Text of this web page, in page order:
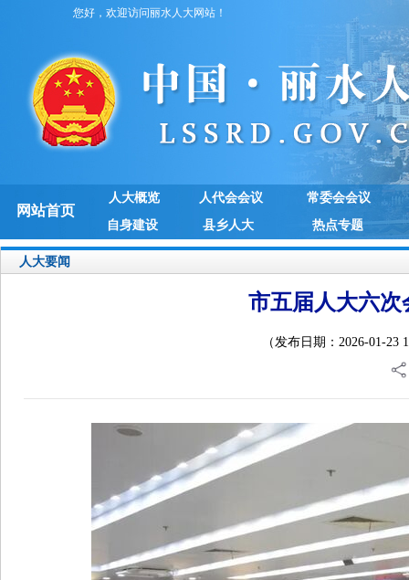
您好，欢迎访问丽水人大网站！
网站首页
人大概览 人代会会议
常委会会议
自身建设
县乡人大 热点专题
人大要闻
市五届人大六
（发布日期：2026-01-